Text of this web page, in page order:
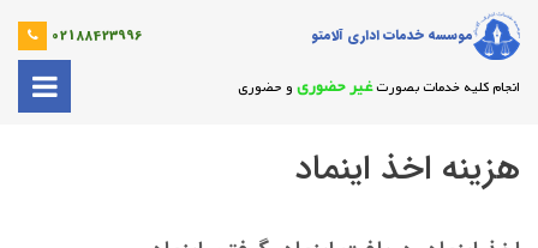
موسسه خدمات اداری آلامتو 02188423996
انجام کلیه خدمات بصورتغیر حضوری و حضوری
هزینه اخذ اینماد